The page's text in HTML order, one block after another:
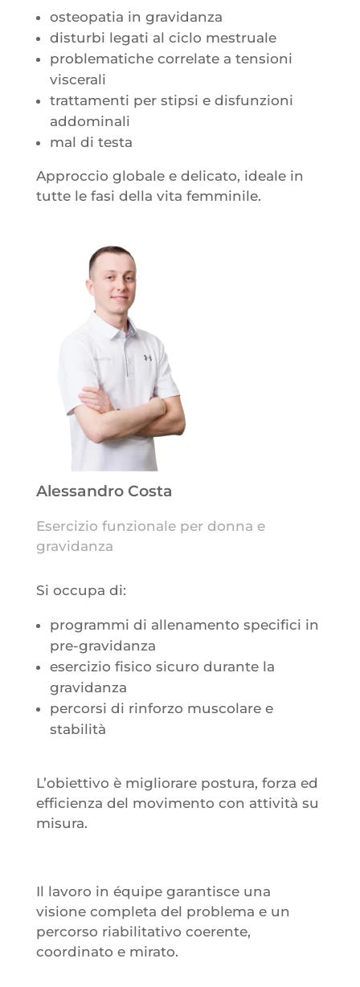
osteopatia in gravidanza
disturbi legati al ciclo mestruale
problematiche correlate a tensioni
viscerali
trattamenti per stipsi e disfunzioni
addominali
mal di testa
Approccio globale e delicato, ideale in
tutte le fasi della vita femminile.
Alessandro Costa
Esercizio funzionale per donna e
gravidanza
Si occupa di:
programmi di allenamento specifici in
pre-gravidanza
esercizio fisico sicuro durante la
gravidanza
percorsi di rinforzo muscolare e
stabilità
L’obiettivo è migliorare postura, forza ed
efficienza del movimento con attività su
misura.
Il lavoro in équipe garantisce una
visione completa del problema e un
percorso riabilitativo coerente,
coordinato e mirato.